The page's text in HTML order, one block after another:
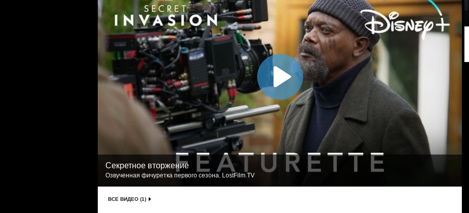
Секретное вторжение
Озвученная фичуретка первого сезона. LostFilm.TV
ВСЕ ВИДЕО (1)